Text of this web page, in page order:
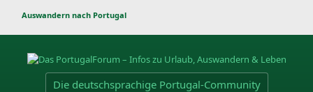
Auswandern nach Portugal
Die deutschsprachige Portugal-Community